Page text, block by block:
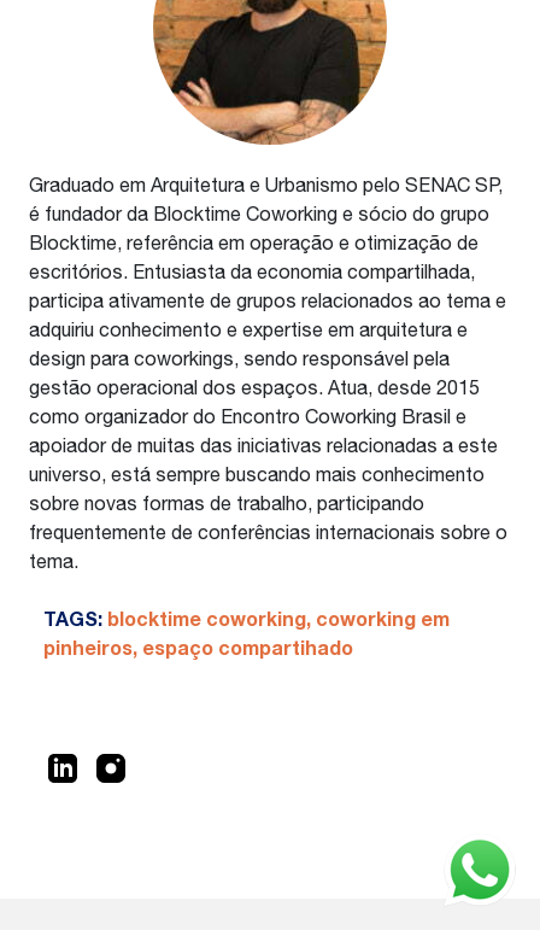
Graduado em Arquitetura e Urbanismo pelo SENAC SP,
é fundador da Blocktime Coworking e sócio do grupo
Blocktime, referência em operação e otimização de
escritórios. Entusiasta da economia compartilhada,
participa ativamente de grupos relacionados ao tema e
adquiriu conhecimento e expertise em arquitetura e
design para coworkings, sendo responsável pela
gestão operacional dos espaços. Atua, desde 2015
como organizador do Encontro Coworking Brasil e
apoiador de muitas das iniciativas relacionadas a este
universo, está sempre buscando mais conhecimento
sobre novas formas de trabalho, participando
frequentemente de conferências internacionais sobre o
tema.
TAGS: blocktime coworking, coworking em
pinheiros, espaço compartihado